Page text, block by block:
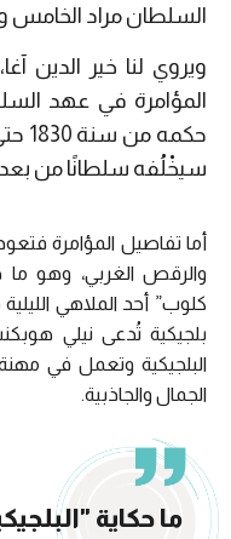
السلطان مراد الخامس
ويروي لنا خير الدين
المؤامرة في عهد
سيخْلُفه سلطانًا من
أما تفاصيل المؤامرة
والرقص الغربي، وهو ما
كلوب” أحد الملاهي
بلجيكية تُدعى نيلي
البلجيكية وتعمل في
الجمال والجاذبية.
ما حكاية